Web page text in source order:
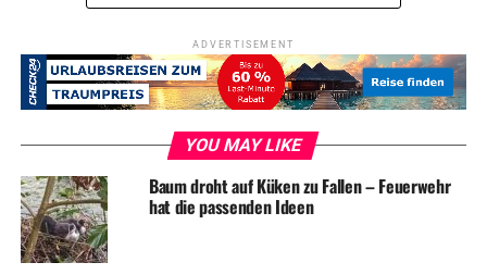
ADVERTISEMENT
Feuerwehr nach Blitzeinschlag in der Schulstraße im Eisatz
DON'T MISS
Schaufenster in Bäckerei mit Gullydeckel eingeworfen
ADVERTISEMENT
YOU MAY LIKE
Baum droht auf Küken zu Fallen – Feuerwehr
hat die passenden Ideen